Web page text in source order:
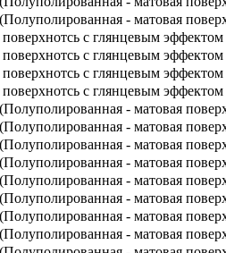
- матовая
с глянцевым эффектом
с глянцевым эффектом
с глянцевым эффектом
с глянцевым эффектом
- матовая
- матовая
- матовая
- матовая
- матовая
- матовая
- матовая
- матовая